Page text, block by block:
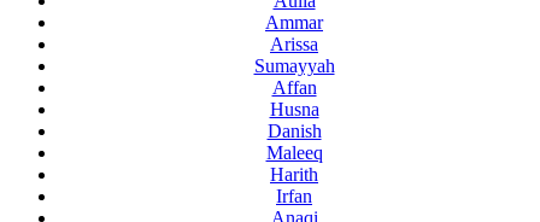
Ammar
Arissa
Sumayyah
Affan
Husna
Danish
Maleeq
Harith
Irfan
Anaqi